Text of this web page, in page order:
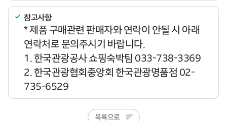
참고사항
* 제품 구매관련 판매자와 연락이 안될 시 아래
연락처로 문의주시기 바랍니다.
1. 한국관광공사 쇼핑숙박팀 033-738-3369
2. 한국관광협회중앙회 한국관광명품점 02-
735-6529
목록으로